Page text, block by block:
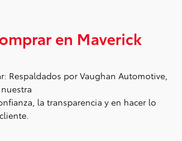
en Maverick
Respaldados por Vaughan Automotive,
la transparencia y en hacer lo